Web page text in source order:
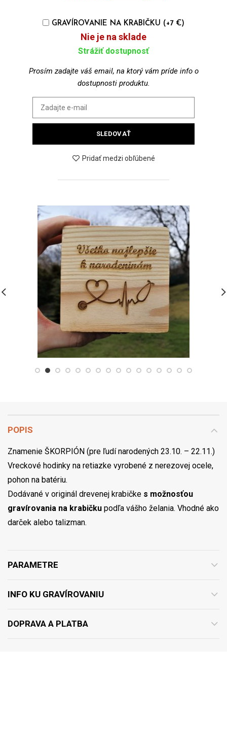
GRAVÍROVANIE NA KRABIČKU (+7 €)
15,90 €.13,90
Nie je na sklade
Strážiť dostupnosť
Prosím zadajte váš email, na ktorý vám príde info o
dostupnosti produktu.
SLEDOVAŤ
Pridať medzi obľúbené
POPIS
Znamenie ŠKORPIÓN (pre ľudí narodených 23.10. – 22.11.)
Vreckové hodinky na retiazke vyrobené z nerezovej ocele,
pohon na batériu.
Dodávané v originál drevenej krabičke s možnosťou
gravírovania na krabičku podľa vášho želania. Vhodné ako
darček alebo talizman.
PARAMETRE
INFO KU GRAVÍROVANIU
DOPRAVA A PLATBA